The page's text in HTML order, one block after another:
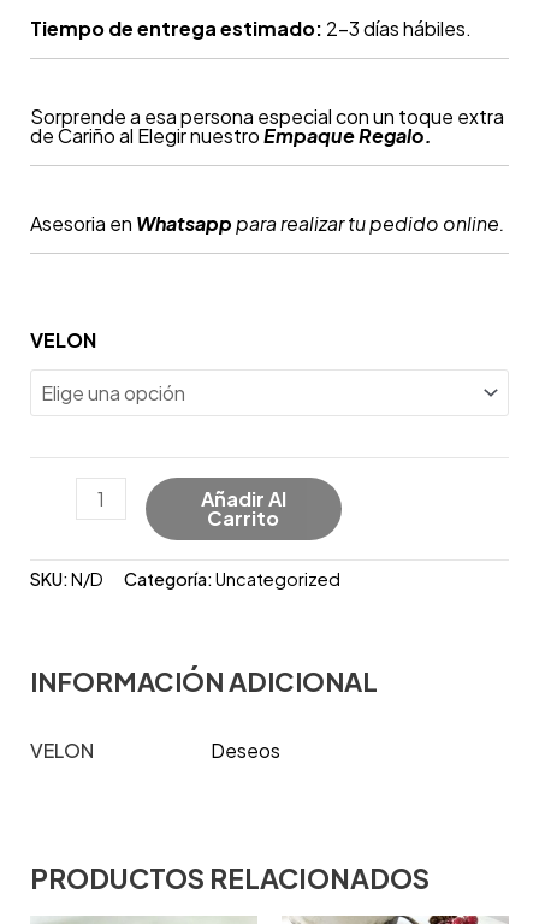
Tiempo de entrega estimado: 2-3 días hábiles.
Sorprende a esa persona especial con un toque extra
de Cariño al Elegir nuestroEmpaque Regalo.
Asesoria en Whatsapppara realizar tu pedido online.
VELON
Añadir Al
Carrito
SKU:N/D Categoría:Uncategorized
INFORMACIÓN ADICIONAL
VELON Deseos
PRODUCTOS RELACIONADOS